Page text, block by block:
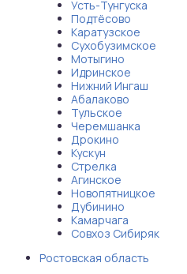
Усть-Тунгуска
Подтёсово
Каратузское
Сухобузимское
Мотыгино
Идринское
Нижний Ингаш
Абалаково
Тульское
Черемшанка
Дрокино
Кускун
Стрелка
Агинское
Новопятницкое
Дубинино
Камарчага
Совхоз Сибиряк
Ростовская область